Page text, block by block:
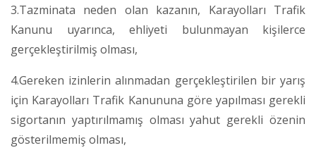
3.Tazminata neden olan kazanın, Karayolları Trafik
Kanunu uyarınca, ehliyeti bulunmayan kişilerce
gerçekleştirilmiş olması,
4.Gereken izinlerin alınmadan gerçekleştirilen bir yarış
için Karayolları Trafik Kanununa göre yapılması gerekli
sigortanın yaptırılmamış olması yahut gerekli özenin
gösterilmemiş olması,